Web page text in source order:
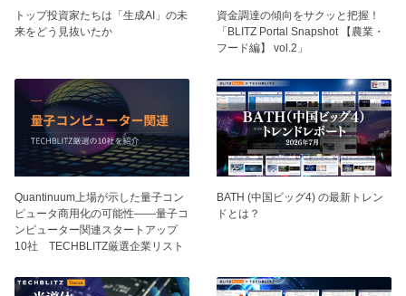
トップ投資家たちは「生成AI」の未
来をどう見抜いたか
資⾦調達の傾向をサクッと把握！
「BLITZ Portal Snapshot 【農業・
フード編】 vol.2」
Quantinuum上場が示した量子コン
ピュータ商用化の可能性——量子コ
ンピューター関連スタートアップ
10社 TECHBLITZ厳選企業リスト
BATH (中国ビッグ4) の最新トレン
ドとは？